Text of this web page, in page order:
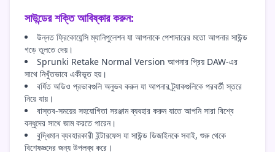
সাউন্ডের শক্তি আবিষ্কার করুন:
উন্নত ফ্রিকোয়েন্সি ম্যানিপুলেশন যা আপনাকে পেশাদারের মতো আপনার সাউন্ড
গড়ে তুলতে দেয়।
Sprunki Retake Normal Version আপনার প্রিয় DAW-এর
সাথে নিখুঁতভাবে একীভূত হয়।
বর্ধিত অডিও প্রভাবগুলি অনুভব করুন যা আপনার ট্র্যাকগুলিকে পরবর্তী স্তরে
নিয়ে যায়।
বাস্তব-সময়ের সহযোগিতা সরঞ্জাম ব্যবহার করুন যাতে আপনি সারা বিশ্বে
বন্ধুদের সাথে জাম করতে পারেন।
বুদ্ধিমান ব্যবহারকারী ইন্টারফেস যা সাউন্ড ডিজাইনকে সবাই, শুরু থেকে
বিশেষজ্ঞদের জন্য উপলব্ধ করে।